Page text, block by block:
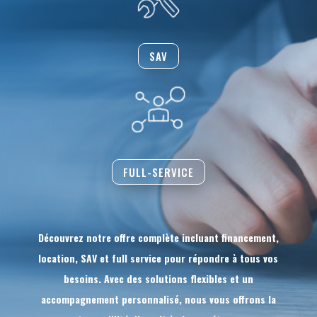
SAV
FULL-SERVICE
Découvrez notre offre complète incluant financement,
location, SAV et full service pour répondre à tous vos
besoins. Avec des solutions flexibles et un
accompagnement personnalisé, nous vous offrons la